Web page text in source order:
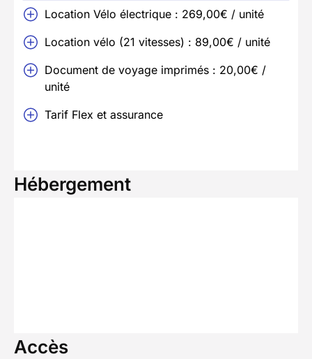
Location Vélo électrique : 269,00€ / unité
Location vélo (21 vitesses) : 89,00€ / unité
Document de voyage imprimés : 20,00€ /
unité
Tarif Flex et assurance
Hébergement
Accès